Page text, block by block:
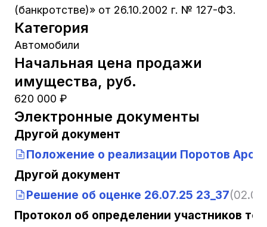
(банкротстве)» от 26.10.2002 г. № 127-ФЗ.
Категория
Автомобили
Начальная цена продажи
имущества, руб.
620 000 ₽
Электронные документы
Другой документ
Положение о реализации Поротов
Другой документ
Решение об оценке 26.07.25 23_37
Протокол об определении участников